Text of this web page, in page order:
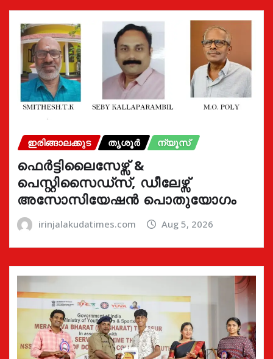
ഇരിങ്ങാലക്കുട തൃശൂർ ന്യൂസ്
ഫെർട്ടിലൈസേഴ്സ് &
പെസ്റ്റിസൈഡ്സ്, ഡീലേഴ്സ്
അസോസിയേഷൻ പൊതുയോഗം
irinjalakudatimes.com Aug 5, 2026